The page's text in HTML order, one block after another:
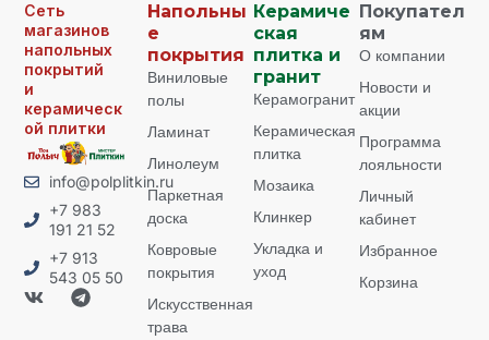
Сеть
магазинов
напольных
покрытий
и
керамическ
ой плитки
info@polplitkin.ru
+7 983
191 21 52
+7 913
543 05 50
Напольны
е
покрытия
Виниловые
полы
Ламинат
Линолеум
Паркетная
доска
Ковровые
покрытия
Искусственная
трава
Керамиче
ская
плитка и
гранит
Керамогранит
Керамическая
плитка
Мозаика
Клинкер
Укладка и
уход
Покупател
ям
О компании
Новости и
акции
Программа
лояльности
Личный
кабинет
Избранное
Корзина